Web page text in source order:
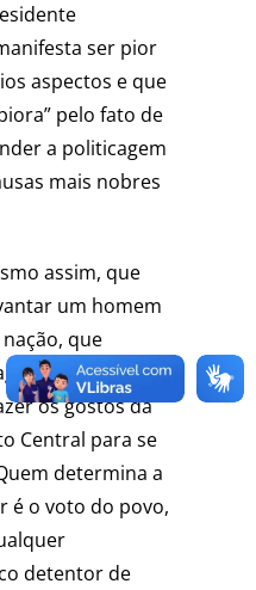
ser pior
aspectos e que
pelo fato de
a politicagem
mais nobres
assim, que
um homem
que
não se dirá
os gostos da
Central para se
determina a
é o voto do povo,
detentor de